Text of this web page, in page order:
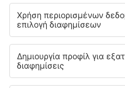
Μάθετε περισσότερα
Εγγύηση χαμηλότερης τιμής
Εφαρμογή για κινητά
Αερομεταφορείς
SKY express